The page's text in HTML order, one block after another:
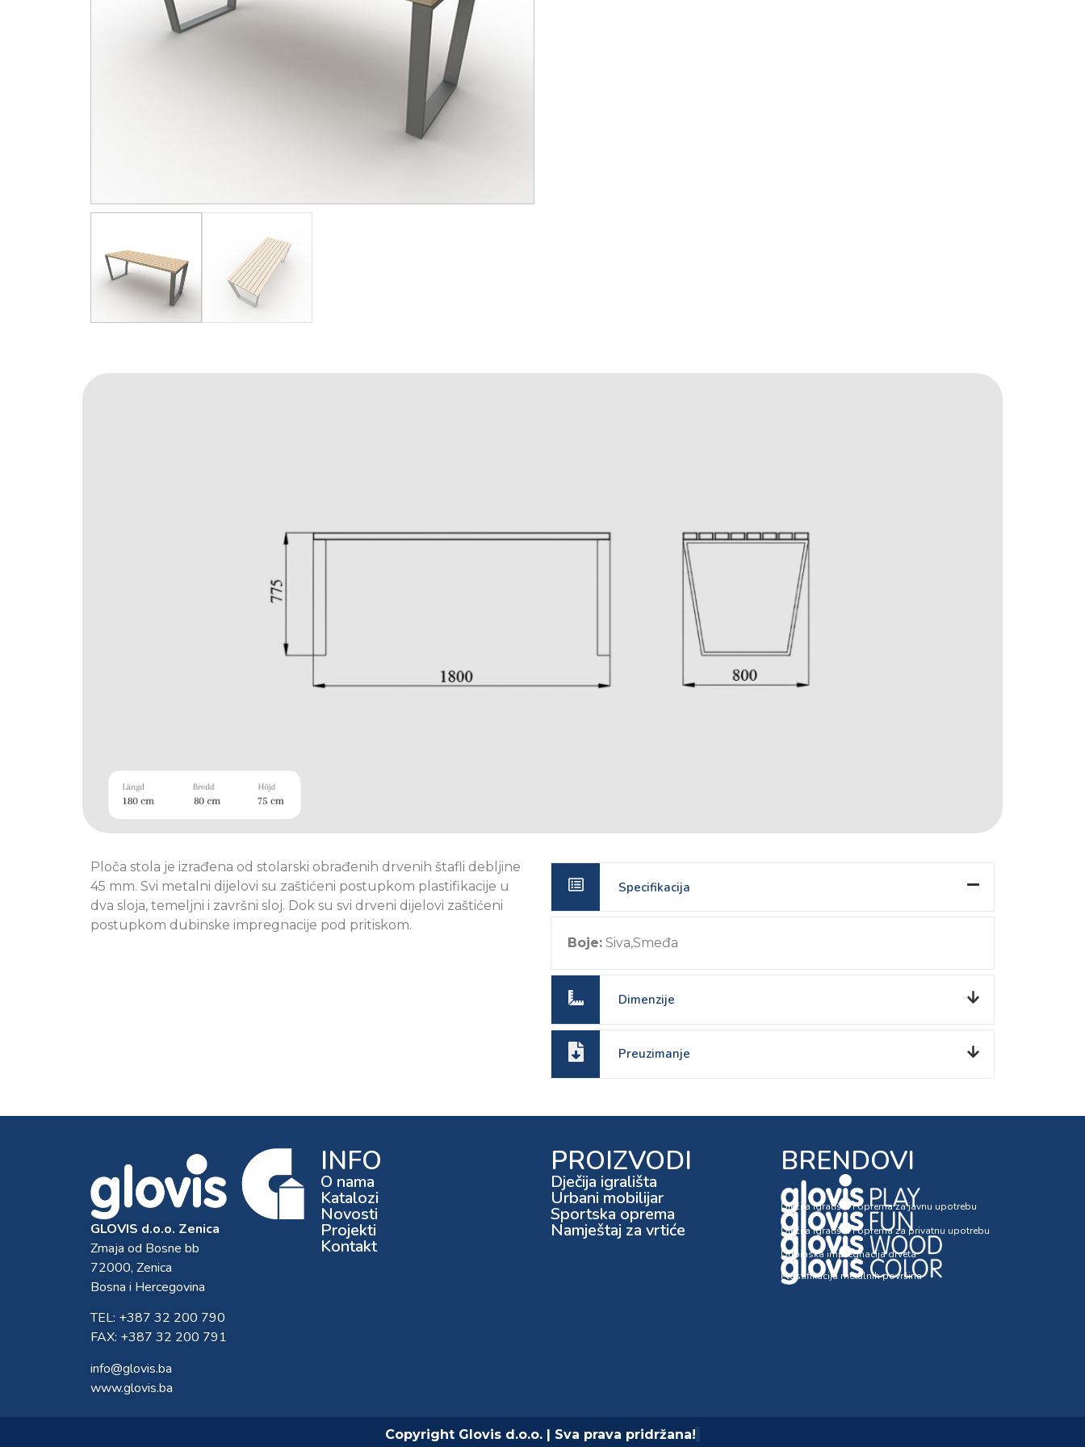
Ploča stola je izrađena od stolarski obrađenih drvenih štafli debljine
45 mm. Svi metalni dijelovi su zaštićeni postupkom plastifikacije u
dva sloja, temeljni i završni sloj. Dok su svi drveni dijelovi zaštićeni
postupkom dubinske impregnacije pod pritiskom.
Specifikacija
Boje: Siva,Smeđa
Dimenzije
Preuzimanje
GLOVIS d.o.o. Zenica
Zmaja od Bosne bb
72000, Zenica
Bosna i Hercegovina
TEL: +387 32 200 790
FAX: +387 32 200 791
info@glovis.ba
www.glovis.ba
INFO
O nama
Katalozi
Novosti
Projekti
Kontakt
PROIZVODI
Dječija igrališta
Urbani mobilijar
Sportska oprema
Namještaj za vrtiće
BRENDOVI
Dječija igrališta i oprema za javnu upotrebu
Dječija igrališta i oprema za privatnu upotrebu
Dubinska impregnacija drveta
Plastifikacija metalnih površina
Copyright Glovis d.o.o. | Sva prava pridržana!